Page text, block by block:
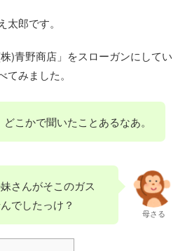
郎です。
)青野商店」をスローガンにしてい
みました。
こかで聞いたことあるなあ。
さんがそこのガス
でしたっけ？
母さる